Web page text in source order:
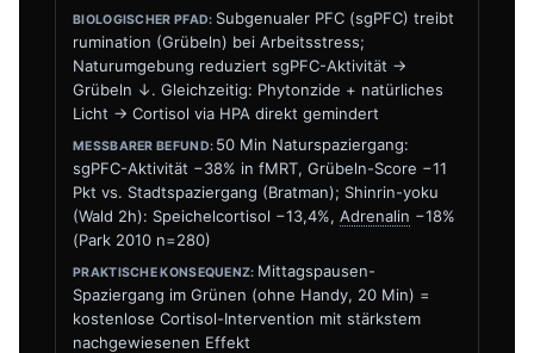
Subgenualer PFC (sgPFC) treibt
rumination (Grübeln) bei Arbeitsstress;
Naturumgebung reduziert sgPFC-Aktivität →
Grübeln ↓. Gleichzeitig: Phytonzide + natürliches
Licht → Cortisol via HPA direkt gemindert
50 Min Naturspaziergang:
sgPFC-Aktivität −38% in fMRT, Grübeln-Score −11
Pkt vs. Stadtspaziergang (Bratman); Shinrin-yoku
(Wald 2h): Speichelcortisol −13,4%, Adrenalin −18%
(Park 2010 n=280)
Mittagspausen-
Spaziergang im Grünen (ohne Handy, 20 Min) =
kostenlose Cortisol-Intervention mit stärkstem
nachgewiesenen Effekt